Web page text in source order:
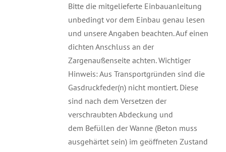
Bitte die mitgelieferte Einbauanleitung
unbedingt vor dem Einbau genau lesen
und unsere Angaben beachten. Auf einen
dichten Anschluss an der
Zargenaußenseite achten. Wichtiger
Hinweis: Aus Transportgründen sind die
Gasdruckfeder(n) nicht montiert. Diese
sind nach dem Versetzen der
verschraubten Abdeckung und
dem Befüllen der Wanne (Beton muss
ausgehärtet sein) im geöffneten Zustand